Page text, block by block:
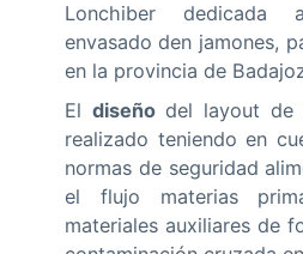
Lonchiber
envasado den jamones,
en la provincia de
El diseño del layout de
realizado teniendo en
normas de seguridad
el flujo materias
materiales auxiliares de